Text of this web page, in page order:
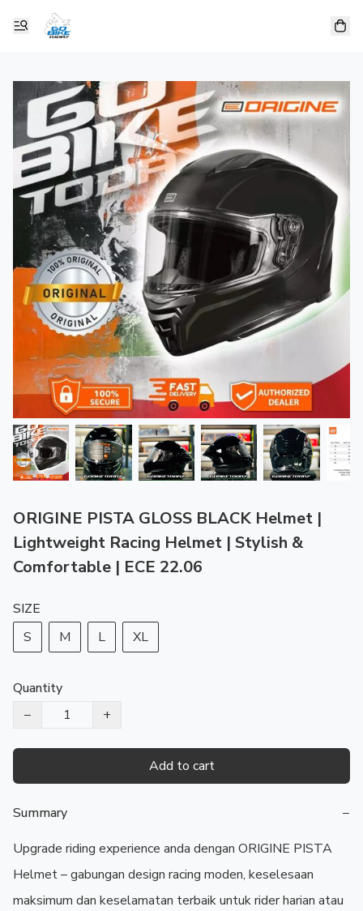
ORIGINE PISTA GLOSS BLACK Helmet |
Lightweight Racing Helmet | Stylish &
Comfortable | ECE 22.06
SIZE
S
M L XL
Quantity
−
+
Add to cart
Summary
−
Upgrade riding experience anda dengan ORIGINE PISTA
Helmet – gabungan design racing moden, keselesaan
maksimum dan keselamatan terbaik untuk rider harian atau